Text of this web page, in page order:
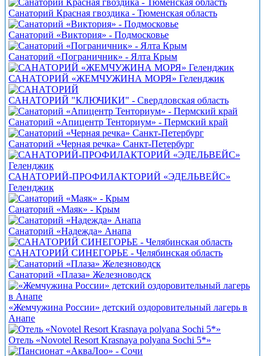
Санаторий Красная гвоздика - Тюменская область
Санаторий «Виктория» - Подмосковье
Санаторий «Пограничник» - Ялта Крым
САНАТОРИЙ «ЖЕМЧУЖИНА МОРЯ» Геленджик
САНАТОРИЙ "КЛЮЧИКИ" - Свердловская область
Санаторий «Апицентр Тенториум» - Пермский край
Санаторий «Черная речка» Санкт-Петербург
САНАТОРИЙ-ПРОФИЛАКТОРИЙ «ЭДЕЛЬВЕЙС»
Геленджик
Санаторий «Маяк» - Крым
Санаторий «Надежда» Анапа
САНАТОРИЙ СИНЕГОРЬЕ - Челябинская область
Санаторий «Плаза» Железноводск
«Жемчужина России» детский оздоровительный лагерь в
Анапе
Отель «Novotel Resort Krasnaya polyana Sochi 5*»